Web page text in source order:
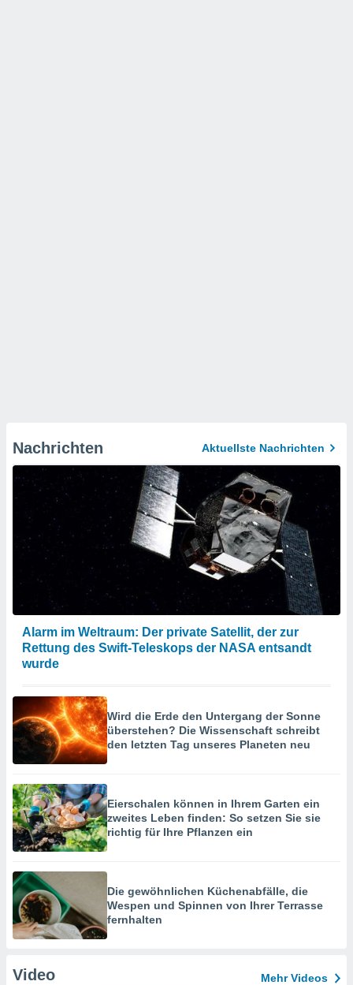
Nachrichten Aktuellste Nachrichten
Alarm im Weltraum: Der private Satellit, der zur
Rettung des Swift-Teleskops der NASA entsandt
wurde
Wird die Erde den Untergang der Sonne
überstehen? Die Wissenschaft schreibt
den letzten Tag unseres Planeten neu
Eierschalen können in Ihrem Garten ein
zweites Leben finden: So setzen Sie sie
richtig für Ihre Pflanzen ein
Die gewöhnlichen Küchenabfälle, die
Wespen und Spinnen von Ihrer Terrasse
fernhalten
Video Mehr Videos